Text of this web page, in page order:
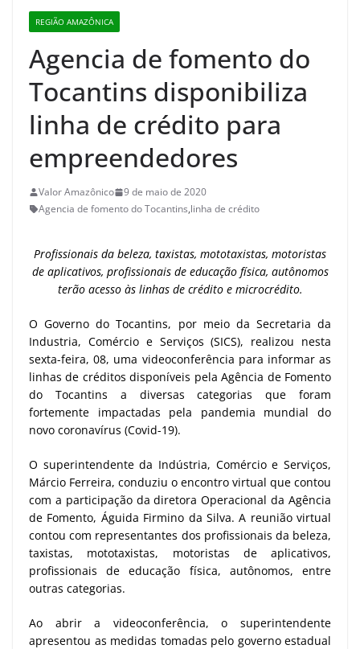
REGIÃO AMAZÔNICA
Agencia de fomento do
Tocantins disponibiliza
linha de crédito para
empreendedores
Valor Amazônico
9 de maio de 2020
Agencia de fomento do Tocantins,linha de crédito
Profissionais da beleza, taxistas, mototaxistas, motoristas
de aplicativos, profissionais de educação física, autônomos
terão acesso às linhas de crédito e microcrédito.
O Governo do Tocantins, por meio da Secretaria da
Industria, Comércio e Serviços (SICS), realizou nesta
sexta-feira, 08, uma videoconferência para informar as
linhas de créditos disponíveis pela Agência de Fomento
do Tocantins a diversas categorias que foram
fortemente impactadas pela pandemia mundial do
novo coronavírus (Covid-19).
O superintendente da Indústria, Comércio e Serviços,
Márcio Ferreira, conduziu o encontro virtual que contou
com a participação da diretora Operacional da Agência
de Fomento, Águida Firmino da Silva. A reunião virtual
contou com representantes dos profissionais da beleza,
taxistas, mototaxistas, motoristas de aplicativos,
profissionais de educação física, autônomos, entre
outras categorias.
Ao abrir a videoconferência, o superintendente
apresentou as medidas tomadas pelo governo estadual